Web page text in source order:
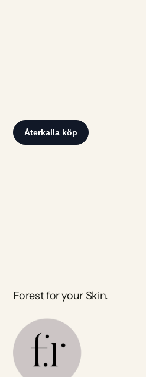
Forest for your Skin.